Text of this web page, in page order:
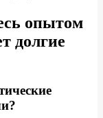
опытом
долгие